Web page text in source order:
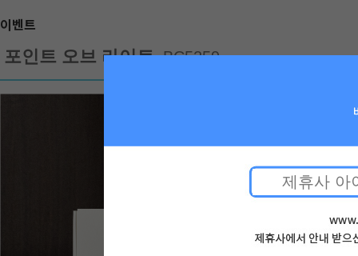
이벤트
포인트 오브 라이트 BC5259